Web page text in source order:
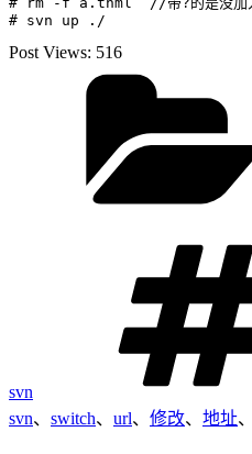
Post Views: 516
svn
svn、 switch、 url、 修改、 地址、